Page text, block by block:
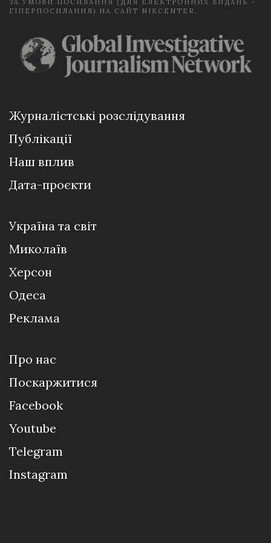
ЗА УМОВИ ПОСИЛАННЯ (ДЛЯ ЕЛЕКТРОННИХ ВИДАНЬ -
ГІПЕРПОСИЛАННЯ) НА САЙТ NIKCENTER.
Журналістські розслідування
Публікації
Наш вплив
Дата-проєкти
Україна та світ
Миколаїв
Херсон
Одеса
Реклама
Про нас
Поскаржитися
Facebook
Youtube
Telegram
Instagram